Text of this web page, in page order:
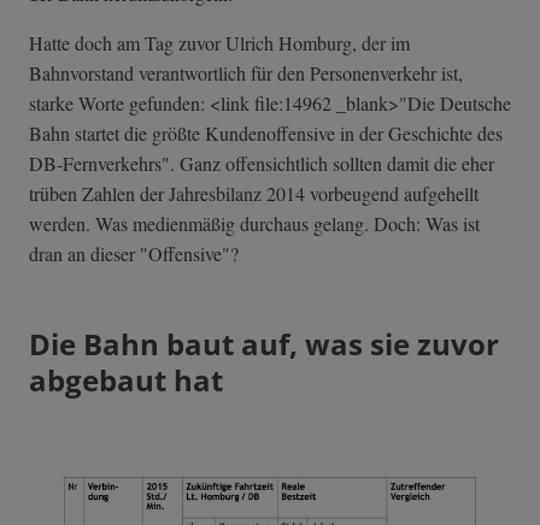
Hatte doch am Tag zuvor Ulrich Homburg, der im
Bahnvorstand verantwortlich für den Personenverkehr ist,
starke Worte gefunden: <link file:14962 _blank>"Die Deutsche
Bahn startet die größte Kundenoffensive in der Geschichte des
DB-Fernverkehrs". Ganz offensichtlich sollten damit die eher
trüben Zahlen der Jahresbilanz 2014 vorbeugend aufgehellt
werden. Was medienmäßig durchaus gelang. Doch: Was ist
dran an dieser "Offensive"?
Die Bahn baut auf, was sie zuvor
abgebaut hat